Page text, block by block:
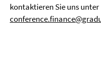
kontaktieren Sie uns unter